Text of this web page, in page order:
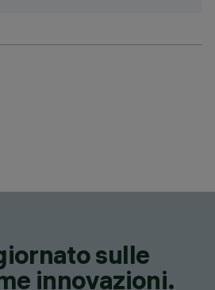
sulle
innovazioni.